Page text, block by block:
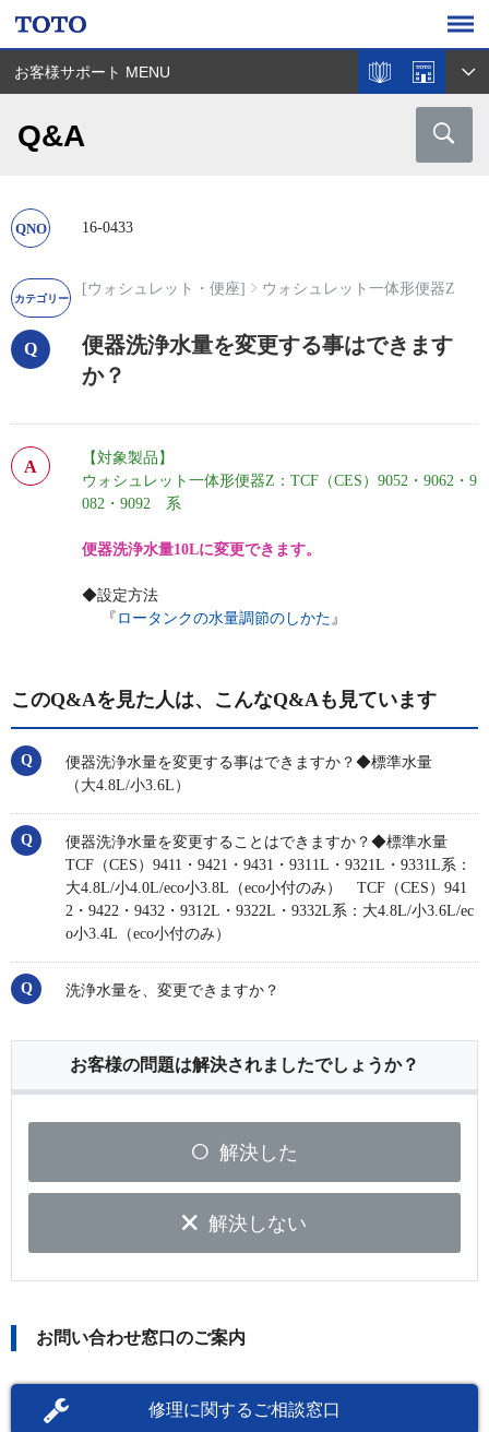
お客様サポート MENU
Q&A
16-0433
[ウォシュレット・便座] ウォシュレット一体形便器Z
便器洗浄水量を変更する事はできます
か？
【対象製品】
ウォシュレット一体形便器Z：TCF（CES）9052・9062・9
082・9092 系
便器洗浄水量10Lに変更できます。
◆設定方法
『 ロータンクの水量調節のしかた』
このQ&Aを見た人は、こんなQ&Aも見ています
便器洗浄水量を変更する事はできますか？◆標準水量
（大4.8L/小3.6L）
便器洗浄水量を変更することはできますか？◆標準水量
TCF（CES）9411・9421・9431・9311L・9321L・9331L系：
大4.8L/小4.0L/eco小3.8L（eco小付のみ） TCF（CES）941
2・9422・9432・9312L・9322L・9332L系：大4.8L/小3.6L/ec
o小3.4L（eco小付のみ）
洗浄水量を、変更できますか？
お客様の問題は解決されましたでしょうか？
解決した
解決しない
お問い合わせ窓口のご案内
修理に関するご相談窓口